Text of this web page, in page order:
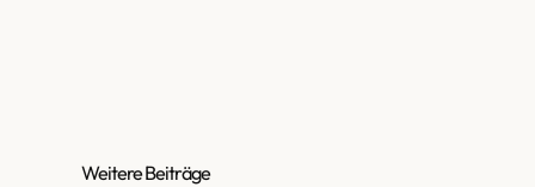
Weitere Beiträge